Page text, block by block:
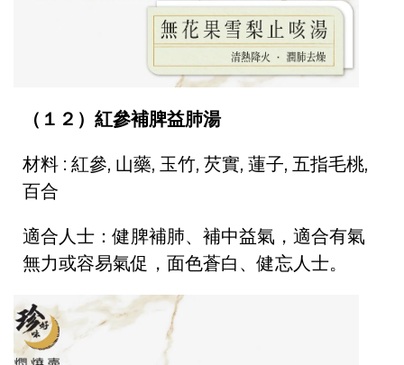
（１２）紅參補脾益肺湯
材料 : 紅參, 山藥, 玉竹, 芡實, 蓮子, 五指毛桃,
百合
適合人士：健脾補肺、補中益氣，適合有氣
無力或容易氣促，面色蒼白、健忘人士。